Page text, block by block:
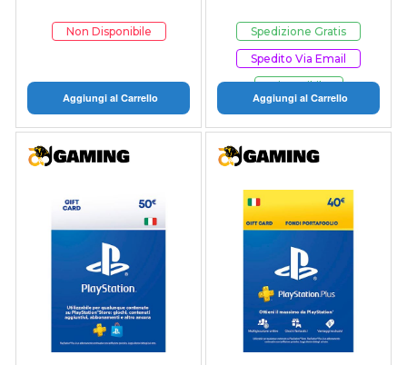
Non Disponibile
Aggiungi al Carrello
Spedizione Gratis
Spedito Via Email
Disponibile
Aggiungi al Carrello